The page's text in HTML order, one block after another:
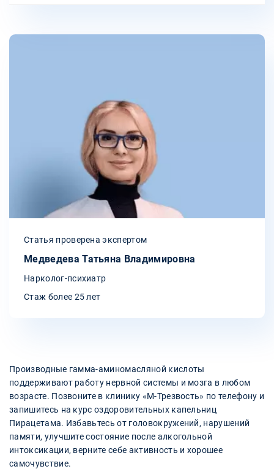
Статья проверена экспертом
Медведева Татьяна Владимировна
Нарколог-психиатр
Стаж более 25 лет
Производные гамма-аминомасляной кислоты
поддерживают работу нервной системы и мозга в любом
возрасте. Позвоните в клинику «М-Трезвость» по телефону и
запишитесь на курс оздоровительных капельниц
Пирацетама. Избавьтесь от головокружений, нарушений
памяти, улучшите состояние после алкогольной
интоксикации, верните себе активность и хорошее
самочувствие.